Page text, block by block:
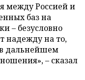
между Россией и
баз на
– безусловно
надежду на то,
дальнейшем
– сказал